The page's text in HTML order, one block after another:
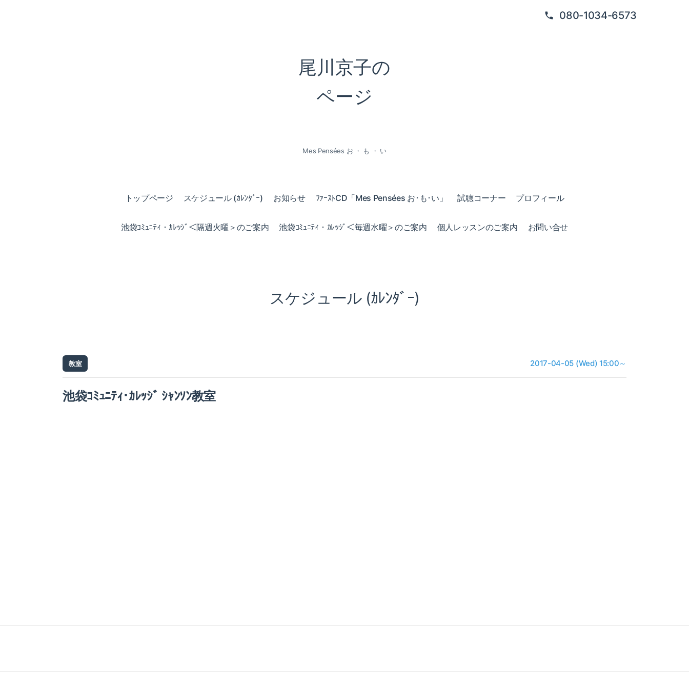
080-1034-6573
尾川京子の
ページ
Mes Pensées お ・ も ・ い
トップページ スケジュール (ｶﾚﾝﾀﾞｰ) お知らせ ﾌｧｰｽﾄCD「Mes Pensées お･も･い」 試聴コーナー プロフィール
池袋ｺﾐｭﾆﾃｨ・ｶﾚｯｼﾞ＜隔週火曜＞のご案内 池袋ｺﾐｭﾆﾃｨ・ｶﾚｯｼﾞ＜毎週水曜＞のご案内 個人レッスンのご案内 お問い合せ
スケジュール (ｶﾚﾝﾀﾞｰ)
教室 2017-04-05 (Wed) 15:00～
池袋ｺﾐｭﾆﾃｨ･ｶﾚｯｼﾞ ｼｬﾝｿﾝ教室